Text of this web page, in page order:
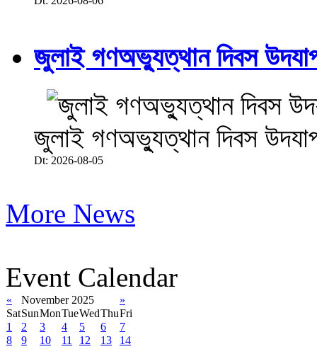
জুলাই গণঅভ্যুত্থান দিবস
জুলাই গণঅভ্যুত্থান দিবস
Dt: 2026-08-05
More News
Event Calendar
« November 2025
»
SatSunMonTueWedThuFri
1
2 3 4 5 6
7
8
9 10 11 12 13
14